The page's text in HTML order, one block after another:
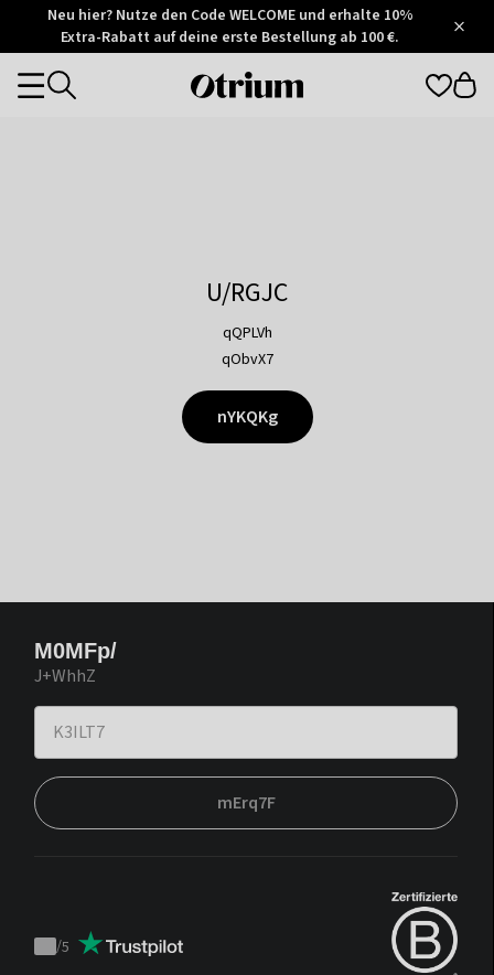
Otrium
Trustpilot
Neu hier? Nutze den Code WELCOME und erhalte 10%
Extra-Rabatt auf deine erste Bestellung ab 100 €.
Otrium
Categories
U/RGJC
qQPLVh
qObvX7
nYKQKg
M0MFp/
J+WhhZ
mErq7F
Trustpilot
/5